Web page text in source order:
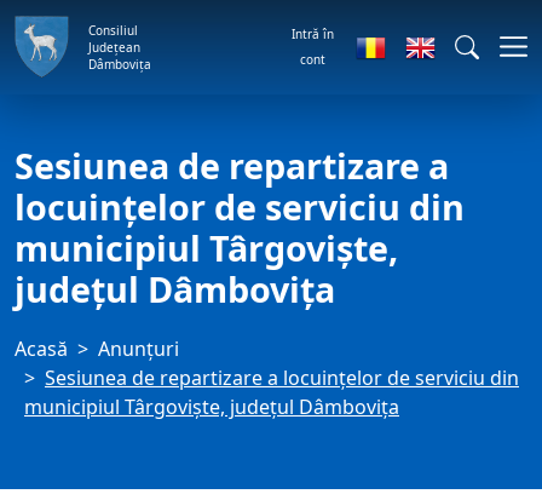
Consiliul
Județean
Dâmbovița
Intră în
cont
Sesiunea de repartizare a
locuințelor de serviciu din
municipiul Târgoviște,
județul Dâmbovița
Acasă
Anunţuri
Sesiunea de repartizare a locuințelor de serviciu din
municipiul Târgoviște, județul Dâmbovița